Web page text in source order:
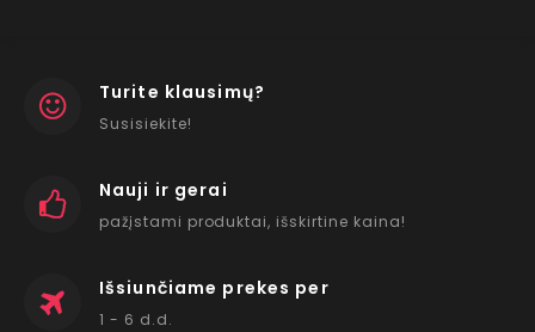
Turite klausimų?
Susisiekite!
Nauji ir gerai
pažįstami produktai, išskirtine kaina!
Išsiunčiame prekes per
1 - 6 d.d.